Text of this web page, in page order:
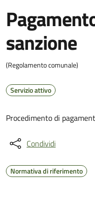
sanzione
(Regolamento comunale)
Servizio attivo
Procedimento di
Condividi
Normativa di riferimento